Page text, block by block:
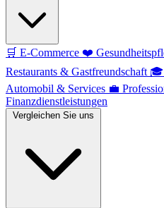
🛒 E-Commerce ❤️
Restaurants & Gastfreundschaft 🎓
Automobil & Services 💼
Finanzdienstleistungen
Vergleichen Sie uns